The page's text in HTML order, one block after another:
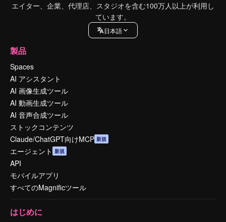
エイター、企業、代理店、スタジオを含む100万人以上が利用し
ています。
日本語
製品
Spaces
AI アシスタント
AI 画像生成ツール
AI 動画生成ツール
AI 音声合成ツール
ストックコンテンツ
Claude/ChatGPT向けMCP 新規
エージェント 新規
API
モバイルアプリ
すべてのMagnificツール
はじめに